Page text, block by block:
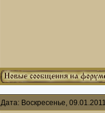
Дата: Воскресенье,